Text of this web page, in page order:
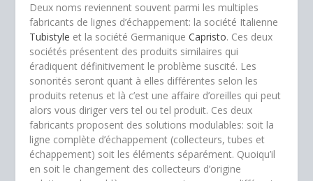
Deux noms reviennent souvent parmi les multiples
fabricants de lignes d’échappement: la société Italienne
Tubistyle et la société GermaniqueCapristo. Ces deux
sociétés présentent des produits similaires qui
éradiquent définitivement le problème suscité. Les
sonorités seront quant à elles différentes selon les
produits retenus et là c’est une affaire d’oreilles qui peut
alors vous diriger vers tel ou tel produit. Ces deux
fabricants proposent des solutions modulables: soit la
ligne complète d’échappement (collecteurs, tubes et
échappement) soit les éléments séparément. Quoiqu’il
en soit le changement des collecteurs d’origine